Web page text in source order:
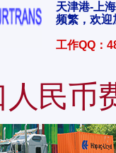
天津港-上
频繁，欢迎
工作QQ：
人民币